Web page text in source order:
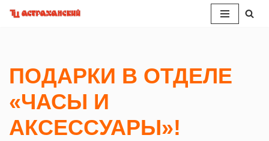
ПОДАРКИ В ОТДЕЛЕ
«ЧАСЫ И
АКСЕССУАРЫ»!